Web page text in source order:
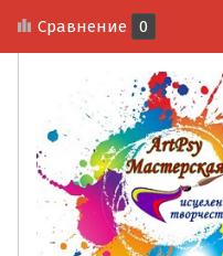
Сравнение 0